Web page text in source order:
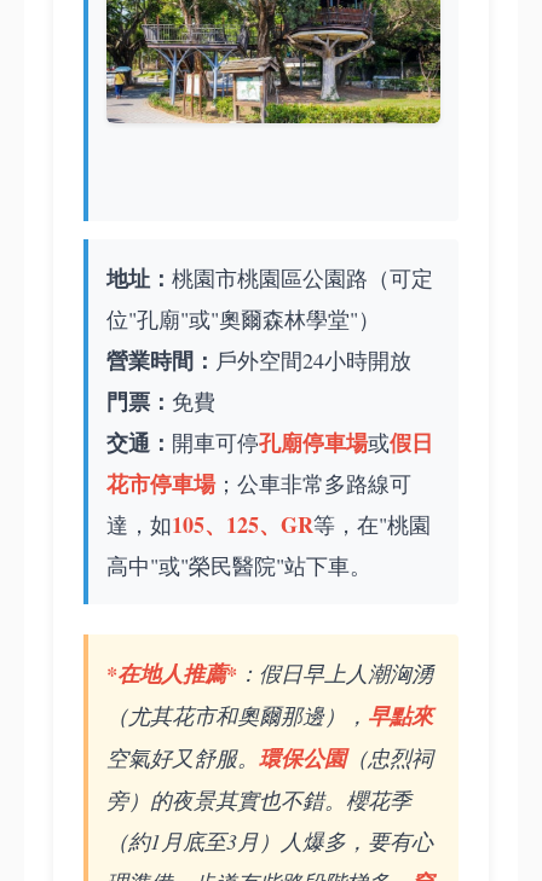
地址： 桃園市桃園區公園路（可定
位"孔廟"或"奧爾森林學堂"）
營業時間： 戶外空間24小時開放
門票： 免費
交通： 開車可停孔廟停車場或假日
花市停車場；公車非常多路線可
達，如105、125、GR等，在"桃園
高中"或"榮民醫院"站下車。
*在地人推薦* ：假日早上人潮洶湧
（尤其花市和奧爾那邊）， 早點來
空氣好又舒服。 環保公園（忠烈祠
旁）的夜景其實也不錯。櫻花季
（約1月底至3月）人爆多，要有心